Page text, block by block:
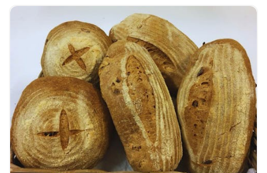
史建築，包括一座木製校舍…